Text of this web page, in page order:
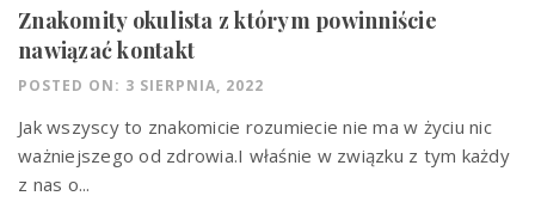
Znakomity okulista z którym powinniście
nawiązać kontakt
POSTED ON: 3 SIERPNIA, 2022
Jak wszyscy to znakomicie rozumiecie nie ma w życiu nic
ważniejszego od zdrowia.I właśnie w związku z tym każdy
z nas o...